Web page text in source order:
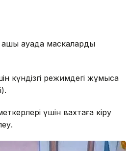
ашық ауада маскаларды
күндізгі режимдегі жұмысқа
үшін вахтаға кіру